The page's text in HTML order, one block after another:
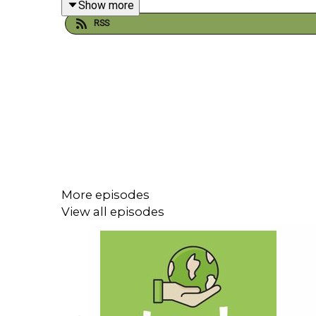
contrôle de l’humidité, stabilité des matériaux
premiers modèles arrivent déjà. En 2026, un
Pour autant, la transition ne sera pas
internationale de l'énergie. L’objectif n’est
urbains ou le stockage d’énergie, tandis que le
Des acteurs comme Tiamat Energy travaillent
Show more
RSS
More episodes
View all episodes